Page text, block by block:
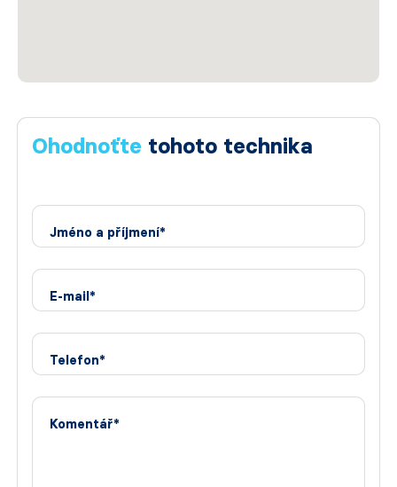
Ohodnoťte tohoto technika
Jméno a příjmení*
E-mail*
Telefon*
Komentář*